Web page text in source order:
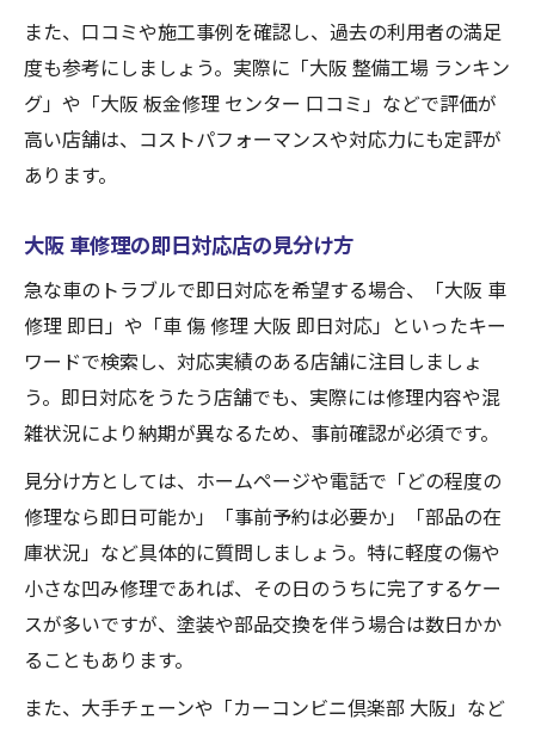
また、口コミや施工事例を確認し、過去の利用者の満足
度も参考にしましょう。実際に「大阪 整備工場 ランキン
グ」や「大阪 板金修理 センター 口コミ」などで評価が
高い店舗は、コストパフォーマンスや対応力にも定評が
あります。
大阪 車修理の即日対応店の見分け方
急な車のトラブルで即日対応を希望する場合、「大阪 車
修理 即日」や「車 傷 修理 大阪 即日対応」といったキー
ワードで検索し、対応実績のある店舗に注目しましょ
う。即日対応をうたう店舗でも、実際には修理内容や混
雑状況により納期が異なるため、事前確認が必須です。
見分け方としては、ホームページや電話で「どの程度の
修理なら即日可能か」「事前予約は必要か」「部品の在
庫状況」など具体的に質問しましょう。特に軽度の傷や
小さな凹み修理であれば、その日のうちに完了するケー
スが多いですが、塗装や部品交換を伴う場合は数日かか
ることもあります。
また、大手チェーンや「カーコンビニ倶楽部 大阪」など